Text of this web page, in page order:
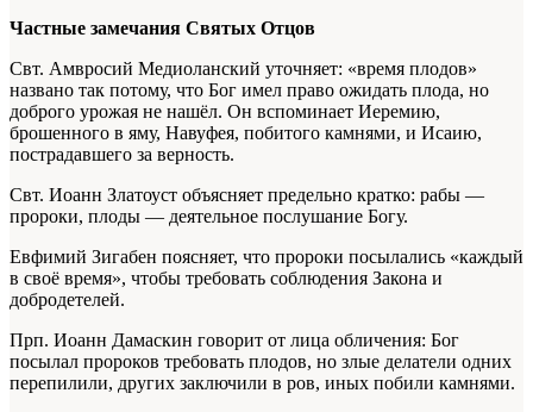
Частные замечания Святых Отцов
Свт. Амвросий Медиоланский уточняет: «время плодов»
названо так потому, что Бог имел право ожидать плода, но
доброго урожая не нашёл. Он вспоминает Иеремию,
брошенного в яму, Навуфея, побитого камнями, и Исаию,
пострадавшего за верность.
Свт. Иоанн Златоуст объясняет предельно кратко: рабы —
пророки, плоды — деятельное послушание Богу.
Евфимий Зигабен поясняет, что пророки посылались «каждый
в своё время», чтобы требовать соблюдения Закона и
добродетелей.
Прп. Иоанн Дамаскин говорит от лица обличения: Бог
посылал пророков требовать плодов, но злые делатели одних
перепилили, других заключили в ров, иных побили камнями.